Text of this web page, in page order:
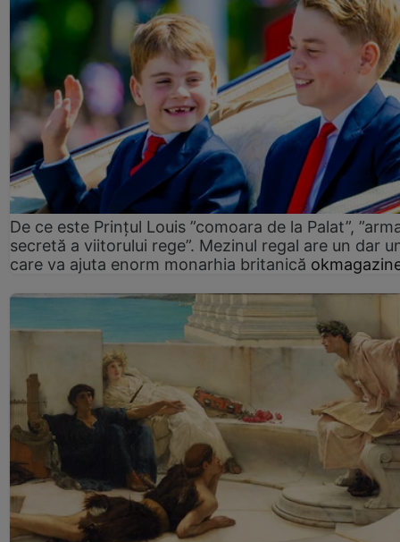
De ce este Prințul Louis ”comoara de la Palat”,
secretă a viitorului rege”. Mezinul regal are un dar
care va ajuta enorm monarhia britanică